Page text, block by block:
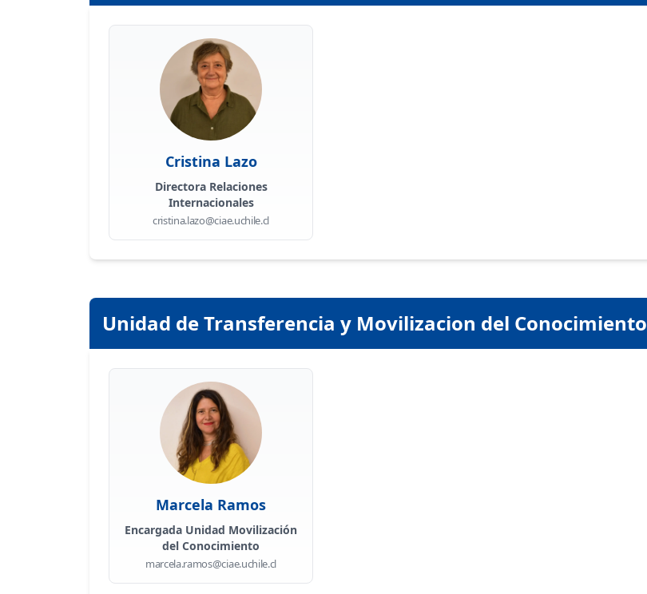
Cristina Lazo
Directora Relaciones
Internacionales
cristina.lazo@ciae.uchile.cl
Unidad de Transferencia y Movilizacion del Conocimiento
Marcela Ramos
Encargada Unidad Movilización
del Conocimiento
marcela.ramos@ciae.uchile.cl